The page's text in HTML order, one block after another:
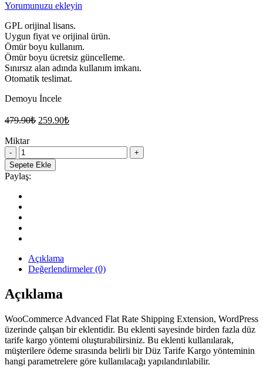
Yorumunuzu ekleyin
GPL orijinal lisans.
Uygun fiyat ve orijinal ürün.
Ömür boyu kullanım.
Ömür boyu ücretsiz güncelleme.
Sınırsız alan adında kullanım imkanı.
Otomatik teslimat.
Demoyu İncele
479.90₺ Orijinal
259.90₺Şu
Miktar
WooCommerce
Advanced
Flat
Rate
WordPress
Kargo
Eklentisi
quantity
Sepete Ekle
Paylaş:
Açıklama
Değerlendirmeler (0)
Açıklama
WooCommerce Advanced Flat Rate Shipping Extension, WordPress
üzerinde çalışan bir eklentidir. Bu eklenti sayesinde birden fazla düz
tarife kargo yöntemi oluşturabilirsiniz. Bu eklenti kullanılarak,
müşterilere ödeme sırasında belirli bir Düz Tarife Kargo yönteminin
hangi parametrelere göre kullanılacağı yapılandırılabilir.